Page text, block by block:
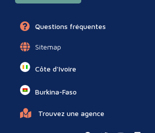
Questions fréquentes
Sitemap
Côte d'Ivoire
Burkina-Faso
Trouvez une agence